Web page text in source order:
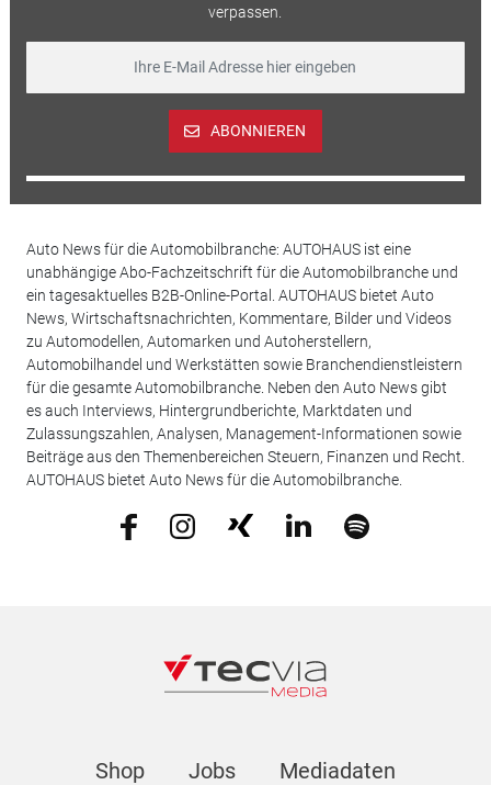
verpassen.
ABONNIEREN
Auto News für die Automobilbranche: AUTOHAUS ist eine
unabhängige Abo-Fachzeitschrift für die Automobilbranche und
ein tagesaktuelles B2B-Online-Portal. AUTOHAUS bietet Auto
News, Wirtschaftsnachrichten, Kommentare, Bilder und Videos
zu Automodellen, Automarken und Autoherstellern,
Automobilhandel und Werkstätten sowie Branchendienstleistern
für die gesamte Automobilbranche. Neben den Auto News gibt
es auch Interviews, Hintergrundberichte, Marktdaten und
Zulassungszahlen, Analysen, Management-Informationen sowie
Beiträge aus den Themenbereichen Steuern, Finanzen und Recht.
AUTOHAUS bietet Auto News für die Automobilbranche.
Shop Jobs Mediadaten